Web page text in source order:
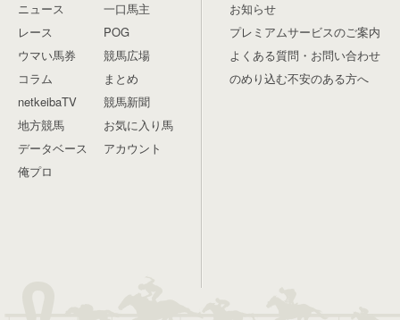
ニュース
レース
ウマい馬券
コラム
netkeibaTV
地方競馬
データベース
俺プロ
一口馬主
POG
競馬広場
まとめ
競馬新聞
お気に入り馬
アカウント
お知らせ
プレミアムサービスのご案内
よくある質問・お問い合わせ
のめり込む不安のある方へ